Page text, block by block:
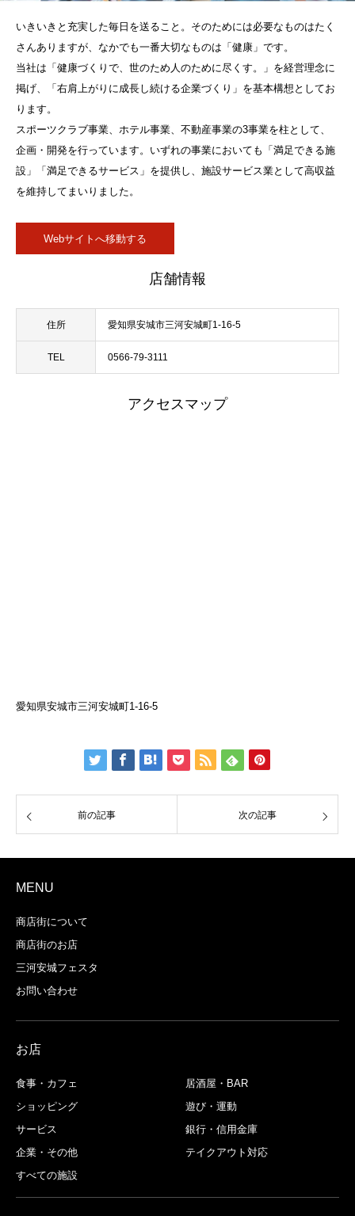
いきいきと充実した毎日を送ること。そのためには必要なものはたく
さんありますが、なかでも一番大切なものは「健康」です。
当社は「健康づくりで、世のため人のために尽くす。」を経営理念に
掲げ、「右肩上がりに成長し続ける企業づくり」を基本構想としてお
ります。
スポーツクラブ事業、ホテル事業、不動産事業の3事業を柱として、
企画・開発を行っています。いずれの事業においても「満足できる施
設」「満足できるサービス」を提供し、施設サービス業として高収益
を維持してまいりました。
Webサイトへ移動する
店舗情報
住所 愛知県安城市三河安城町1-16-5
TEL 0566-79-3111
アクセスマップ
愛知県安城市三河安城町1-16-5
前の記事 次の記事
MENU
商店街について
商店街のお店
三河安城フェスタ
お問い合わせ
お店
食事・カフェ
居酒屋・BAR
ショッピング
遊び・運動
サービス
銀行・信用金庫
企業・その他
テイクアウト対応
すべての施設